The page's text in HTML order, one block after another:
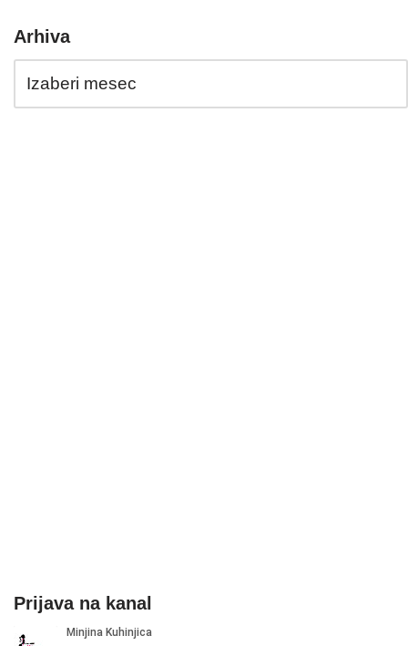
Arhiva
Prijava na kanal